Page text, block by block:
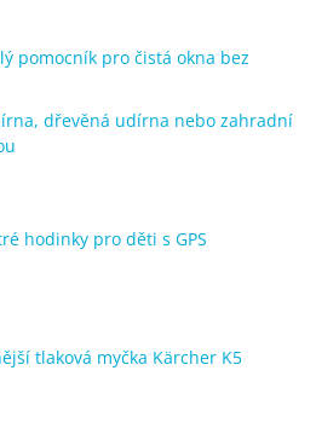
pomocník pro čistá okna bez
dřevěná udírna nebo zahradní
hodinky pro děti s GPS
tlaková myčka Kärcher K5